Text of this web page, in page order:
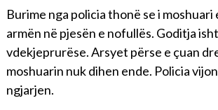
Burime nga policia thonë se i
armën në pjesën e nofullës. Goditja
vdekjeprurëse. Arsyet përse e çuan
moshuarin nuk dihen ende. Policia
ngjarjen.